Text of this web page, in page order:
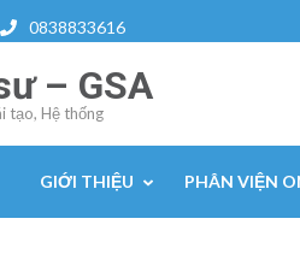
0838833616
– GSA
tạo, Hệ thống
GIỚI THIỆU PHÂN VIỆN